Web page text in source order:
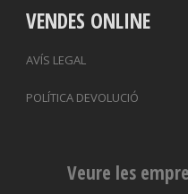
VENDES ONLINE
AVÍS LEGAL
POLÍTICA DEVOLUCIÓ
Veure les